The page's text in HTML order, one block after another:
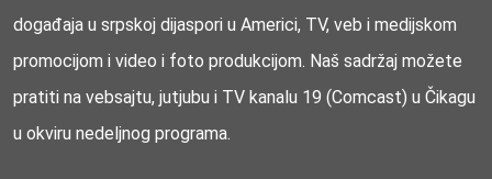
događaja u srpskoj dijaspori u Americi, TV, veb i medijskom
promocijom i video i foto produkcijom. Naš sadržaj možete
pratiti na vebsajtu, jutjubu i TV kanalu 19 (Comcast) u Čikagu
u okviru nedeljnog programa.